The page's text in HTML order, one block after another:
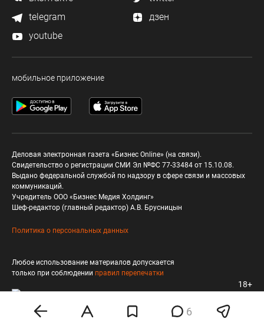
6
telegram
дзен
youtube
мобильное приложение
Деловая электронная газета «Бизнес Online» (на связи).
Свидетельство о регистрации СМИ Эл №ФС 77-33484 от 15.10.08.
Выдано федеральной службой по надзору в сфере связи и массовых
коммуникаций.
Учредитель ООО «Бизнес Медия Холдинг»
Шеф-редактор (главный редактор) А.В. Брусницын
Политика о персональных данных
Любое использование материалов допускается
только при соблюдении правил перепечатки
18+